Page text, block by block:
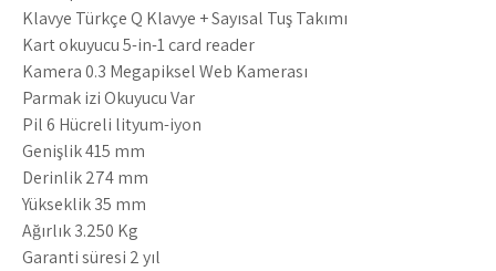
Klavye Türkçe Q Klavye + Sayısal Tuş Takımı
Kart okuyucu 5-in-1 card reader
Kamera 0.3 Megapiksel Web Kamerası
Parmak izi Okuyucu Var
Pil 6 Hücreli lityum-iyon
Genişlik 415 mm
Derinlik 274 mm
Yükseklik 35 mm
Ağırlık 3.250 Kg
Garanti süresi 2 yıl